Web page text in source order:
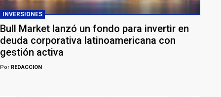
INVERSIONES
Bull Market lanzó un fondo para invertir en
deuda corporativa latinoamericana con
gestión activa
Por REDACCION